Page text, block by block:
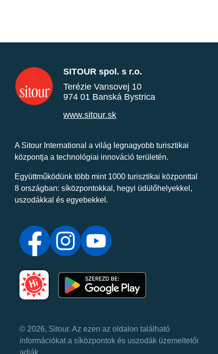
SITOUR spol. s r.o.
Terézie Vansovej 10
974 01 Banská Bystrica
www.sitour.sk
A Sitour International a világ legnagyobb turisztikai
központja a technológiai innováció területén.
Együttműködünk több mint 1000 turisztikai központtal
8 országban: síközpontokkal, hegyi üdülőhelyekkel,
uszodákkal és egyebekkel.
© 2026, Sitour. Az ezen az oldalon található
információkat a síközpontok és uszodák üzemeltetői